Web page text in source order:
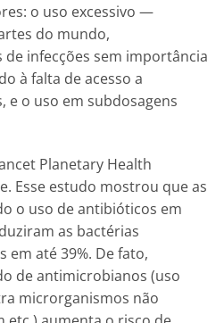
o uso excessivo —
do mundo,
de infecções sem importância
à falta de acesso a
e o uso em subdosagens
Planetary Health
Esse estudo mostrou que as
o uso de antibióticos em
as bactérias
em até 39%. De fato,
de antimicrobianos (uso
microrganismos não